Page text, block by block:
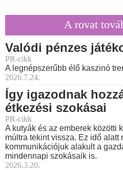
A rovat
Valódi pénzes
PR-cikk
A legnépszerűbb élő kaszinó
2026.7.24.
Így igazodnak
étkezési szokásai
PR-cikk
A kutyák és az emberek közötti
múltra tekint vissza. Ez idő
kommunikációjuk alakult a
mindennapi szokásaik is.
2026.3.20.